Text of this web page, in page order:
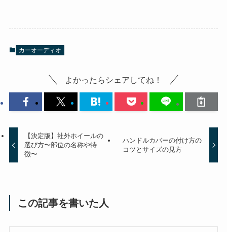
カーオーディオ
よかったらシェアしてね！
【決定版】社外ホイールの
選び方〜部位の名称や特
徴〜
ハンドルカバーの付け方の
コツとサイズの見方
この記事を書いた人